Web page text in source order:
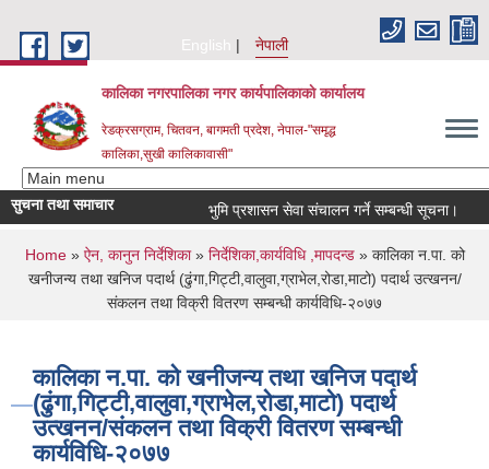
English
नेपाली
कालिका नगरपालिका नगर कार्यपालिकाकाे कार्यालय
रेडक्रसग्राम, चितवन, बागमती प्रदेश, नेपाल-"समृद्ध
कालिका,सुखी कालिकावासी"
सुचना तथा समाचार भुमि प्रशासन सेवा संचालन गर्ने सम्बन्धी सूचना।
You are here
Home» ऐन, कानुन निर्देशिका» निर्देशिका,कार्यविधि ,मापदन्ड» कालिका न.पा. को
खनीजन्य तथा खनिज पदार्थ (ढुंगा,गिट्टी,वालुवा,ग्राभेल,रोडा,माटो) पदार्थ उत्खनन/
संकलन तथा विक्री वितरण सम्बन्धी कार्यविधि-२०७७
कालिका न.पा. को खनीजन्य तथा खनिज पदार्थ
(ढुंगा,गिट्टी,वालुवा,ग्राभेल,रोडा,माटो) पदार्थ
उत्खनन/संकलन तथा विक्री वितरण सम्बन्धी
कार्यविधि-२०७७